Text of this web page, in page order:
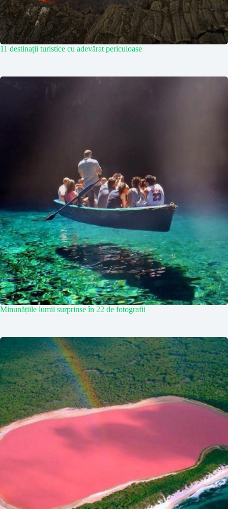
11 destinații turistice cu adevărat periculoase
Minunățiile lumii surprinse în 22 de fotografii